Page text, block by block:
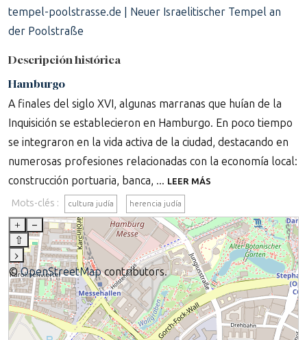
tempel-poolstrasse.de | Neuer Israelitischer Tempel an
der Poolstraße
Descripción histórica
Hamburgo
A finales del siglo XVI, algunas marranas que huían de la
Inquisición se establecieron en Hamburgo. En poco tiempo
se integraron en la vida activa de la ciudad, destacando en
numerosas profesiones relacionadas con la economía local:
construcción portuaria, banca, ... LEER MÁS
Mots-clés : cultura judía herencia judía
+
–
⇧
›
©OpenStreetMapcontributors.